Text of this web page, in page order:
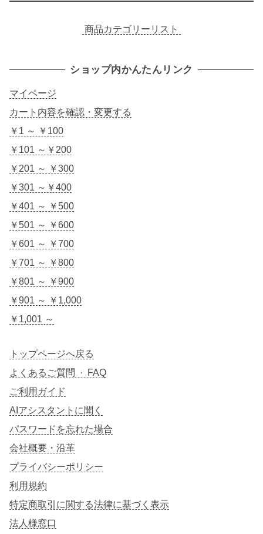
商品カテゴリーリスト
ショップ内かんたんリンク
マイページ
カート内容を確認・変更する
￥1 ～ ￥100
￥101 ～￥200
￥201 ～ ￥300
￥301 ～￥400
￥401 ～ ￥500
￥501 ～ ￥600
￥601 ～ ￥700
￥701 ～ ￥800
￥801 ～ ￥900
￥901 ～ ￥1,000
￥1,001 ～
トップページへ戻る
よくあるご質問 · FAQ
ご利用ガイド
AIアシスタントに聞く
パスワードを忘れた場合
会社概要・沿革
プライバシーポリシー
利用規約
特定商取引に関する法律に基づく表示
法人様窓口